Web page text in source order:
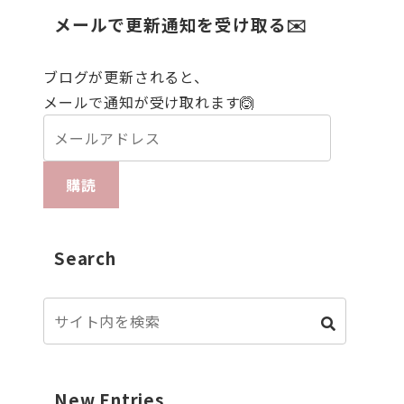
メールで更新通知を受け取る✉️
ブログが更新されると、
メールで通知が受け取れます🙆
購読
Search
New Entries